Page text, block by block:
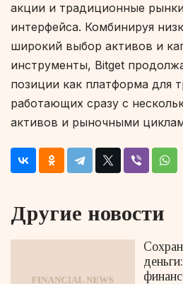
акции и традиционные
интерфейса. Комбинируя
широкий выбор активов и
инструменты, Bitget
позиции как платформа для
работающих сразу с
активов и рыночными
Другие новости